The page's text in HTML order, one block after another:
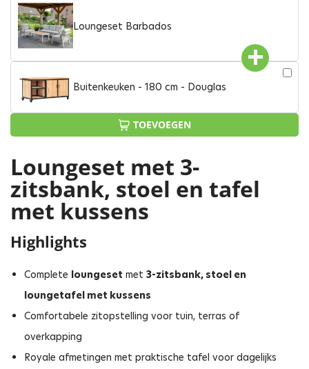
Loungeset Barbados
Buitenkeuken - 180 cm - Douglas
TOEVOEGEN
Loungeset met 3-
zitsbank, stoel en tafel
met kussens
Highlights
Complete loungeset met 3-zitsbank, stoel en
loungetafel met kussens
Comfortabele zitopstelling voor tuin, terras of
overkapping
Royale afmetingen met praktische tafel voor dagelijks